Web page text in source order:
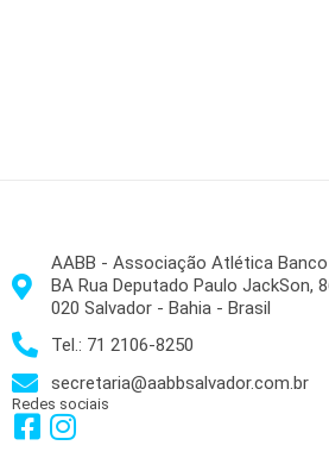
AABB - Associação Atlética
BA Rua Deputado Paulo JackSon,
020 Salvador - Bahia - Brasil
Tel.: 71 2106-8250
secretaria@aabbsalvador.com.br
Redes sociais